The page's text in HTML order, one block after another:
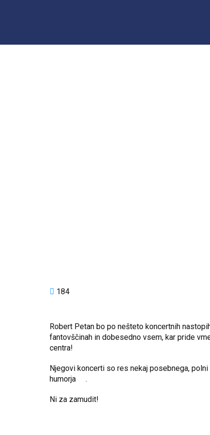
184
Robert Petan bo po nešteto koncertnih
fantovščinah in dobesedno vsem, kar pride
centra!
Njegovi koncerti so res nekaj posebnega,
humorja
.
Ni za zamudit!